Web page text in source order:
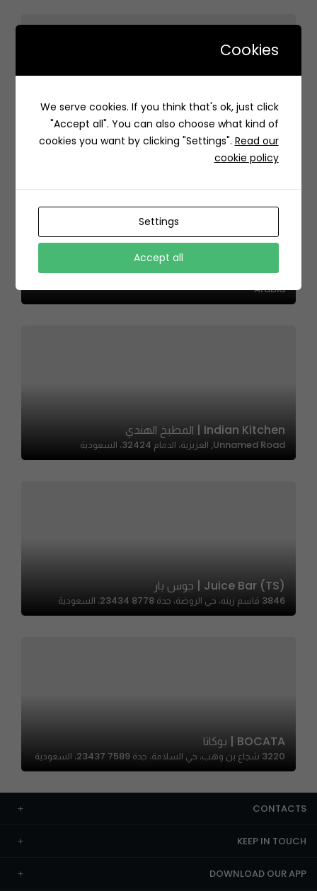
Almangal | المنقل
Al Amal, Al Naeem, Jeddah 23621, Saudi Arabia
Prince Sultan Rd, Al Basateen, Jeddah 23717, Saudi
Arabia
Indian Kitchen | المطبخ الهندي
Unnamed Road, العزيزية، الدمام 32424، السعودية
Juice Bar (TS) | جوس بار
3846 قاسم زينه، حي الروضة، جدة 23434 8778، السعودية
BOCATA | بوكاتا
3220 شجاع بن وهب، حي السلامة، جدة 23437 7589، السعودية
CONTACTS
KEEP IN TOUCH
DOWNLOAD OUR APP
Cookies
We serve cookies. If you think that's ok, just click
"Accept all". You can also choose what kind of
cookies you want by clicking "Settings". Read our
cookie policy
Settings
Accept all